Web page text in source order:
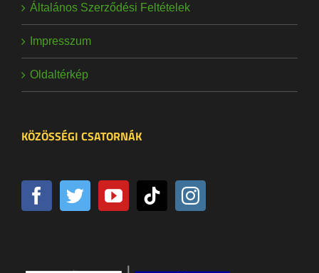
Általános Szerződési Feltételek
Impresszum
Oldaltérkép
KÖZÖSSÉGI CSATORNÁK